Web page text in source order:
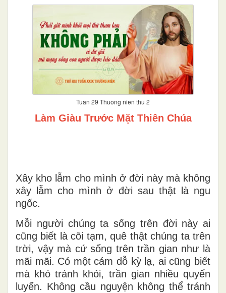
Tuan 29 Thuong nien thu 2
Làm Giàu Trước Mặt Thiên Chúa
Xây kho lẫm cho mình ở đời này mà không
xây lẫm cho mình ở đời sau thật là ngu
ngốc.
Mỗi người chúng ta sống trên đời này ai
cũng biết là cõi tạm, quê thật chúng ta trên
trời, vậy mà cứ sống trên trần gian như là
mãi mãi. Có một cám dỗ kỳ lạ, ai cũng biết
mà khó tránh khỏi, trần gian nhiều quyến
luyến. Không cầu nguyện không thể tránh